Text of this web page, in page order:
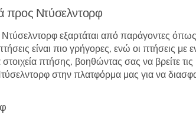
προς Ντύσελντορφ
εξαρτάται από παράγοντες
είναι πιο γρήγορες, ενώ οι πτήσεις με
πτήσης, βοηθώντας σας να βρείτε τις
στην πλατφόρμα μας για να